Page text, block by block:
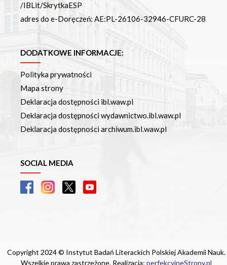
/IBLit/SkrytkaESP
adres do e-Doręczeń: AE:PL-26106-32946-CFURC-28
DODATKOWE INFORMACJE:
Polityka prywatności
Mapa strony
Deklaracja dostępności ibl.waw.pl
Deklaracja dostępności wydawnictwo.ibl.waw.pl
Deklaracja dostępności archiwum.ibl.waw.pl
SOCIAL MEDIA
Copyright 2024 © Instytut Badań Literackich Polskiej Akademii Nauk.
Wszelkie prawa zastrzeżone. Realizacja: perfekcyjneStrony.pl